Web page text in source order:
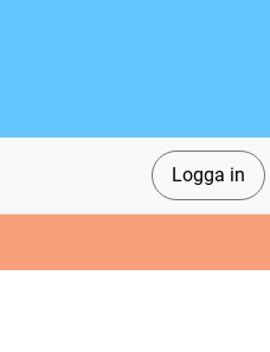
Logga in